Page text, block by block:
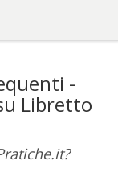
-
Libretto